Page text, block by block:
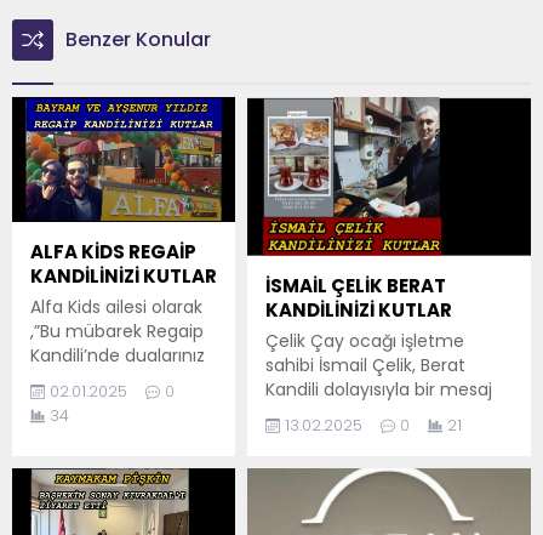
Benzer Konular
ALFA KİDS REGAİP
KANDİLİNİZİ KUTLAR
Alfa Kids ailesi olarak
,”Bu mübarek Regaip
Kandili’nde dualarınız
kabul, gönlünüz
huzurla dolsun.
Rabbim, size ve
mutluluk ve bereket
nasip etsin.”
02.01.2025
0
34
İSMAİL ÇELİK BERAT
KANDİLİNİZİ KUTLAR
Çelik Çay ocağı işletme
sahibi İsmail Çelik, Berat
Kandili dolayısıyla bir mesaj
yayınladı. Mesajına, kandil
gecelerin, insanımızın
gönlünü aydınlatan,
toplumumuzun manevi
değerlerinin güç kazandığı,
13.02.2025 0 21